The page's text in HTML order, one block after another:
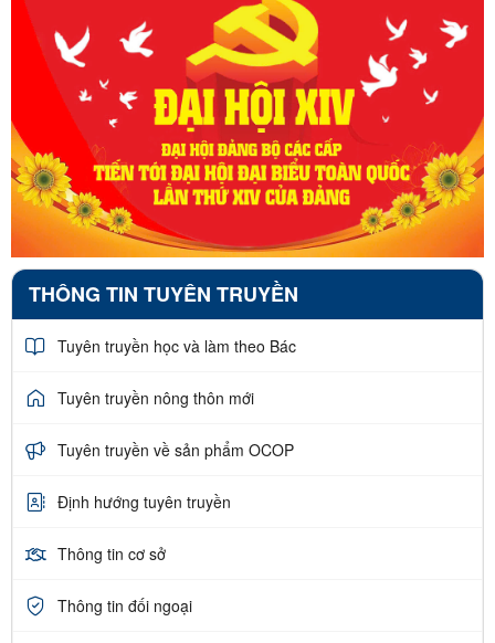
THÔNG TIN TUYÊN TRUYỀN
Tuyên truyền học và làm theo Bác
Tuyên truyền nông thôn mới
Tuyên truyền về sản phẩm OCOP
Định hướng tuyên truyền
Thông tin cơ sở
Thông tin đối ngoại